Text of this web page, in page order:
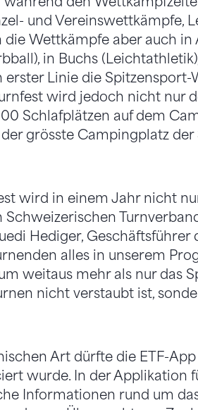
und Vereinswettkämpfe,
Wettkämpfe aber auch in
in Buchs
erster Linie die
wird jedoch nicht nur
Schlafplätzen auf dem
grösste Campingplatz der
wird in einem Jahr nicht
Schweizerischen
Hediger, Geschäftsführer
alles in unserem
weitaus mehr als nur das
nicht verstaubt ist,
Art dürfte die ETF-
wurde. In der Applikation
Informationen rund um